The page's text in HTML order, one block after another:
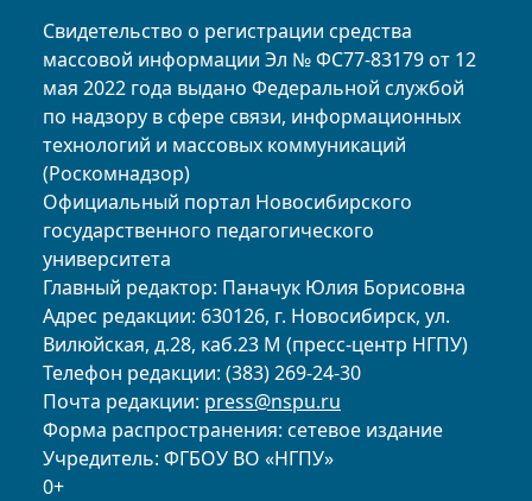
Свидетельство о регистрации средства
массовой информации Эл № ФС77-83179 от 12
мая 2022 года выдано Федеральной службой
по надзору в сфере связи, информационных
технологий и массовых коммуникаций
(Роскомнадзор)
Официальный портал Новосибирского
государственного педагогического
университета
Главный редактор: Паначук Юлия Борисовна
Адрес редакции: 630126, г. Новосибирск, ул.
Вилюйская, д.28, каб.23 М (пресс-центр НГПУ)
Телефон редакции: (383) 269-24-30
Почта редакции: press@nspu.ru
Форма распространения: сетевое издание
Учредитель: ФГБОУ ВО «НГПУ»
0+